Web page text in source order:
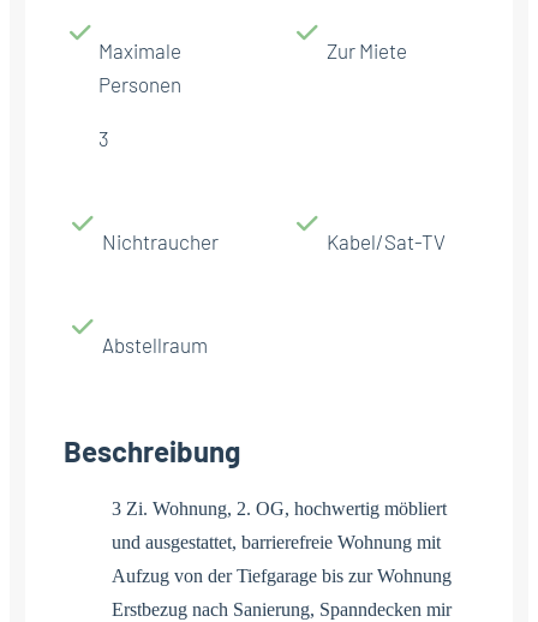
Maximale
Personen
3
Zur Miete
Nichtraucher Kabel/Sat-TV
Abstellraum
Beschreibung
3 Zi. Wohnung, 2. OG, hochwertig möbliert
und ausgestattet, barrierefreie Wohnung mit
Aufzug von der Tiefgarage bis zur Wohnung
Erstbezug nach Sanierung, Spanndecken mir